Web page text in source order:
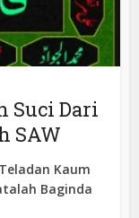
Suci Dari
SAW
Kaum
Baginda